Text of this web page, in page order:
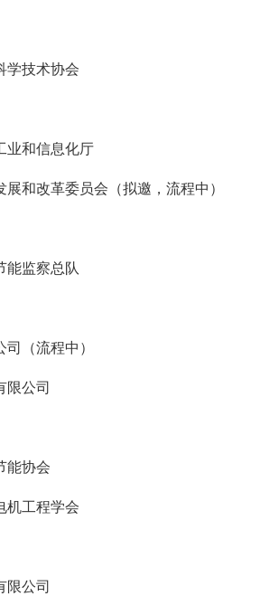
学技术协会
业和信息化厅
和改革委员会（拟邀，流程中）
能监察总队
（流程中）
限公司
能协会
机工程学会
限公司